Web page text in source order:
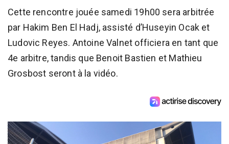
Cette rencontre jouée samedi 19h00 sera arbitrée
par Hakim Ben El Hadj, assisté d’Huseyin Ocak et
Ludovic Reyes. Antoine Valnet officiera en tant que
4e arbitre, tandis que Benoit Bastien et Mathieu
Grosbost seront à la vidéo.